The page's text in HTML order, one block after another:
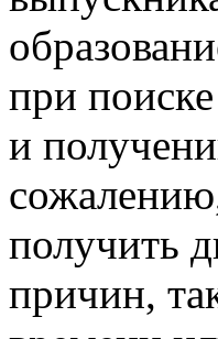
при
и
получить
причин,